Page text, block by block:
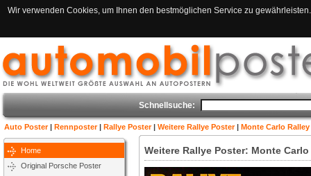
Wir verwenden Cookies, um Ihnen den bestmöglichen Service zu
Schnellsuche:
Auto Poster| Rennposter| Rallye Poster| Weitere Rallye Poster| Monte Carlo
Home
Original Porsche Poster
Weitere Rallye Poster: Monte